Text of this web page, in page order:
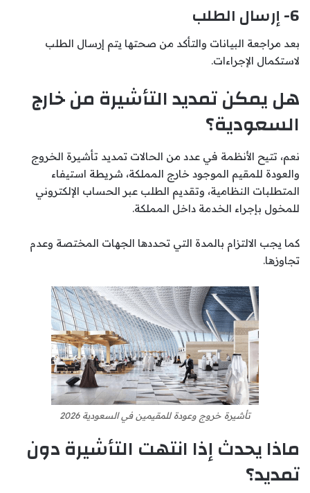
6- إرسال الطلب
بعد مراجعة البيانات والتأكد من صحتها يتم إرسال الطلب
لاستكمال الإجراءات.
هل يمكن تمديد التأشيرة من خارج
السعودية؟
نعم، تتيح الأنظمة في عدد من الحالات تمديد تأشيرة الخروج
والعودة للمقيم الموجود خارج المملكة، شريطة استيفاء
المتطلبات النظامية، وتقديم الطلب عبر الحساب الإلكتروني
للمخول بإجراء الخدمة داخل المملكة.
كما يجب الالتزام بالمدة التي تحددها الجهات المختصة وعدم
تجاوزها.
تأشيرة خروج وعودة للمقيمين في السعودية 2026
ماذا يحدث إذا انتهت التأشيرة دون
تمديد؟